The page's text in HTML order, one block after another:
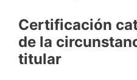
Certificación
de la
titular